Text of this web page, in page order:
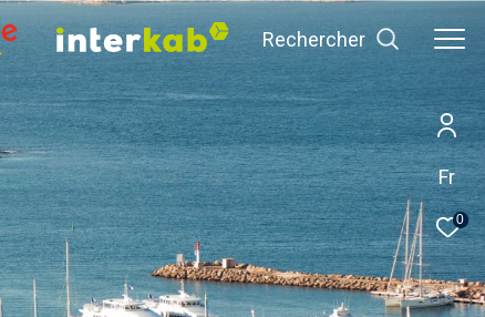
Fr
0
Rechercher